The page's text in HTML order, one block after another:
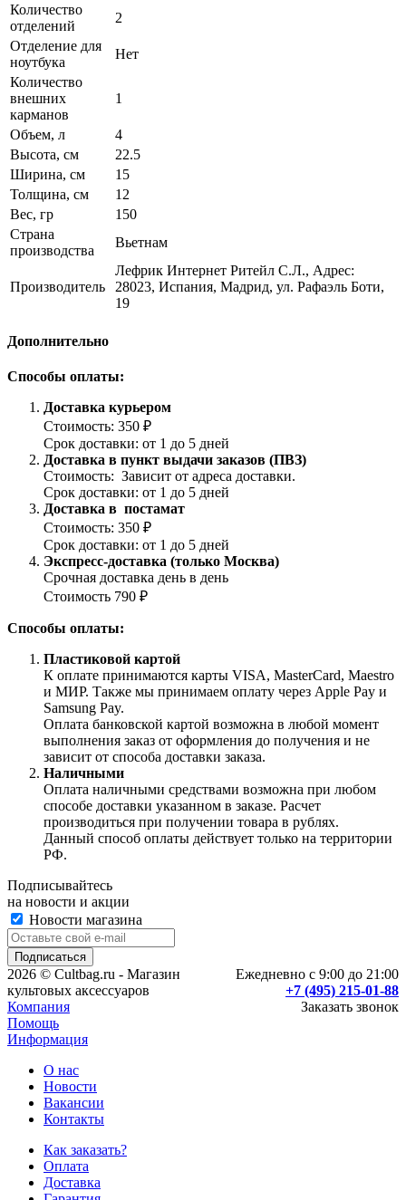
Количество
отделений
2
Отделение для
ноутбука
Нет
Количество
внешних
карманов
1
Объем, л
4
Высота, см
22.5
Ширина, см
15
Толщина, см
12
Вес, гр
150
Страна
производства
Вьетнам
Производитель
Лефрик Интернет Ритейл С.Л., Адрес:
28023, Испания, Мадрид, ул. Рафаэль Боти,
19
Дополнительно
Способы оплаты:
Доставка курьером
Стоимость: 350 ₽
Срок доставки: от 1 до 5 дней
Доставка в пункт выдачи заказов (ПВЗ)
Стоимость: Зависит от адреса доставки.
Срок доставки: от 1 до 5 дней
Доставка в постамат
Стоимость: 350 ₽
Срок доставки: от 1 до 5 дней
Экспресс-доставка (только Москва)
Срочная доставка день в день
Стоимость 790 ₽
Способы оплаты:
Пластиковой картой
К оплате принимаются карты VISA, MasterCard, Maestro
и МИР. Также мы принимаем оплату через Apple Pay и
Samsung Pay.
Оплата банковской картой возможна в любой момент
выполнения заказ от оформления до получения и не
зависит от способа доставки заказа.
Наличными
Оплата наличными средствами возможна при любом
способе доставки указанном в заказе. Расчет
производиться при получении товара в рублях.
Данный способ оплаты действует только на территории
РФ.
Подписывайтесь
на новости и акции
Новости магазина
Ежедневно с 9:00 до 21:00
+7 (495) 215-01-88
Заказать звонок
2026 © Cultbag.ru - Магазин
культовых аксессуаров
Компания
Помощь
Информация
О нас
Новости
Вакансии
Контакты
Как заказать?
Оплата
Доставка